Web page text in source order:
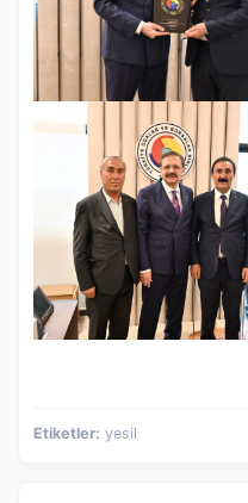
Etiketler: yesil